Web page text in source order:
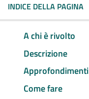
INDICE DELLA PAGINA
A chi è rivolto
Descrizione
Approfondimenti
Come fare